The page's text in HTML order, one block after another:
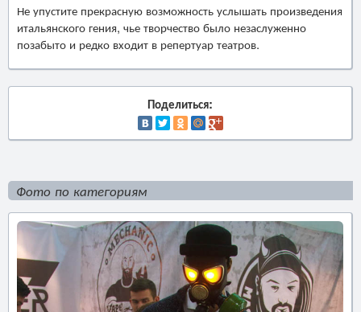
Не упустите прекрасную возможность услышать произведения
итальянского гения, чье творчество было незаслуженно
позабыто и редко входит в репертуар театров.
Поделиться:
Фото по категориям